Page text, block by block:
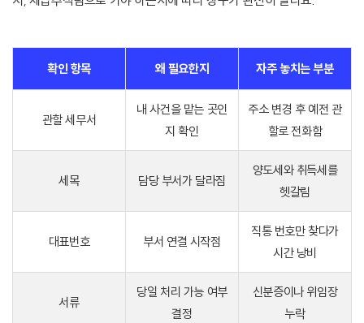
확인 항목 왜 필요한지 자주 놓치는 부분
관할 세무서
내 사건을 맡는 곳인
지 확인
주소 변경 후 예전 관
할로 전화함
세목 담당 부서가 달라짐
양도세와 취득세를
헷갈림
대표번호 부서 연결 시작점
직통 번호만 찾다가
시간 낭비
서류
당일 처리 가능 여부
결정
신분증이나 위임장
누락